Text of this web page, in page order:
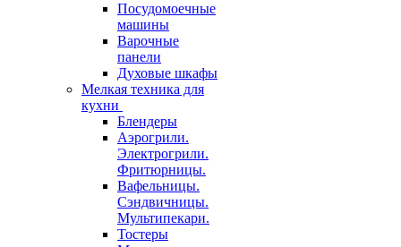
Посудомоечные
машины
Варочные
панели
Духовые шкафы
Мелкая техника для
кухни
Блендеры
Аэрогрили.
Электрогрили.
Фритюрницы.
Вафельницы.
Сэндвичницы.
Мультипекари.
Тостеры